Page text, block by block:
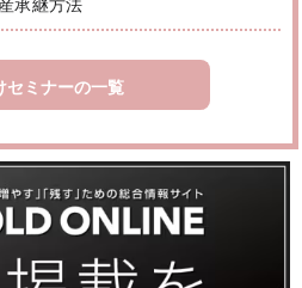
承継方法
セミナーの一覧